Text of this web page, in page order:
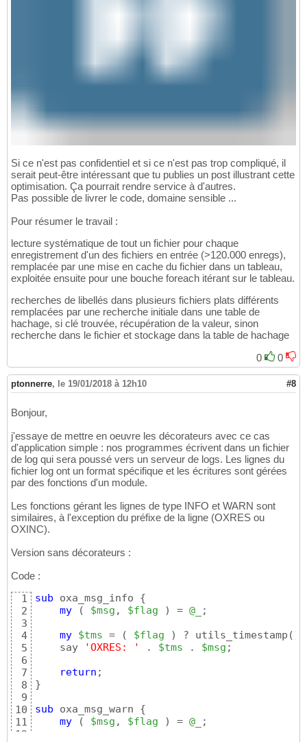
Si ce n'est pas confidentiel et si ce n'est pas trop compliqué, il
serait peut-être intéressant que tu publies un post illustrant cette
optimisation. Ça pourrait rendre service à d'autres.
Pas possible de livrer le code, domaine sensible ...
Pour résumer le travail :
lecture systématique de tout un fichier pour chaque
enregistrement d'un des fichiers en entrée (>120.000 enregs),
remplacée par une mise en cache du fichier dans un tableau,
exploitée ensuite pour une bouche foreach itérant sur le tableau.
recherches de libellés dans plusieurs fichiers plats différents
remplacées par une recherche initiale dans une table de
hachage, si clé trouvée, récupération de la valeur, sinon
recherche dans le fichier et stockage dans la table de hachage
0
0
ptonnerre, le 19/01/2018 à 12h10 #8
Bonjour,
j'essaye de mettre en oeuvre les décorateurs avec ce cas
d'application simple : nos programmes écrivent dans un fichier
de log qui sera poussé vers un serveur de logs. Les lignes du
fichier log ont un format spécifique et les écritures sont gérées
par des fonctions d'un module.
Les fonctions gérant les lignes de type INFO et WARN sont
similaires, à l'exception du préfixe de la ligne (OXRES ou
OXINC).
Version sans décorateurs :
Code :
1
2
3
4
5
6
7
8
9
10
11
12
sub oxa_msg_info {
my
( $msg , $flag ) = @_
;
my $tms = ( $flag ) ? utils_timestamp ( )
    say
'OXRES: ' . $tms . $msg ;
return
}
sub oxa_msg_warn {
my
( $msg , $flag ) = @_
;